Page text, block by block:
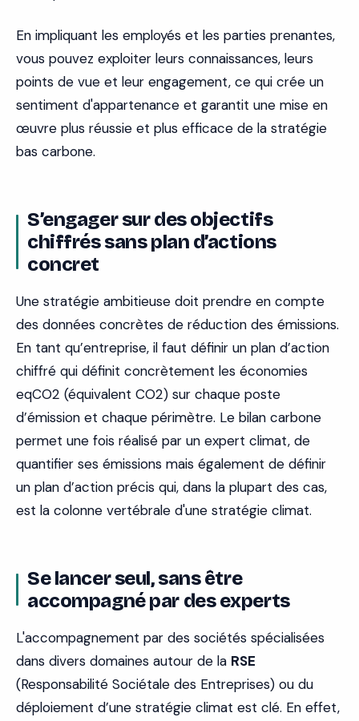
En impliquant les employés et les parties prenantes,
vous pouvez exploiter leurs connaissances, leurs
points de vue et leur engagement, ce qui crée un
sentiment d'appartenance et garantit une mise en
œuvre plus réussie et plus efficace de la stratégie
bas carbone.
S’engager sur des objectifs
chiffrés sans plan d’actions
concret
Une stratégie ambitieuse doit prendre en compte
des données concrètes de réduction des émissions.
En tant qu’entreprise, il faut définir un plan d’action
chiffré qui définit concrètement les économies
eqCO2 (équivalent CO2) sur chaque poste
d’émission et chaque périmètre. Le bilan carbone
permet une fois réalisé par un expert climat, de
quantifier ses émissions mais également de définir
un plan d’action précis qui, dans la plupart des cas,
est la colonne vertébrale d'une stratégie climat.
Se lancer seul, sans être
accompagné par des experts
L'accompagnement par des sociétés spécialisées
dans divers domaines autour de la RSE
(Responsabilité Sociétale des Entreprises) ou du
déploiement d’une stratégie climat est clé. En effet,